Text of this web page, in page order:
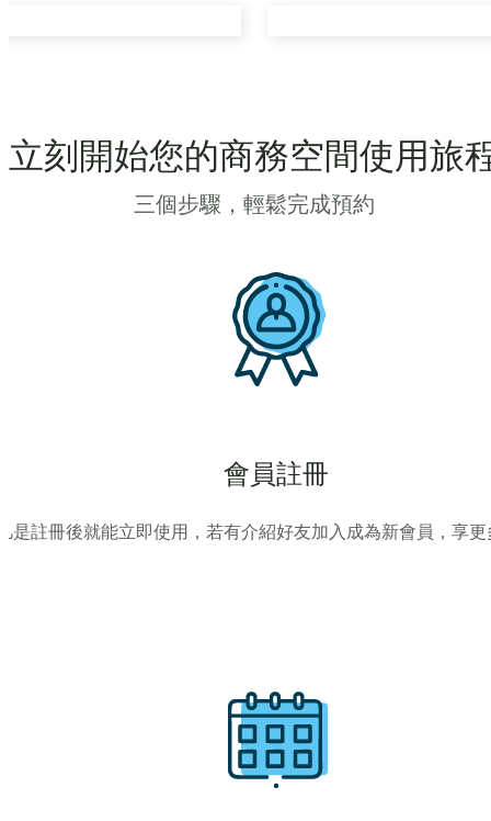
立刻開始您的商務空間使用旅
三個步驟，輕鬆完成預約
會員註冊
是註冊後就能立即使用，若有介紹好友加入成為新會員，享更